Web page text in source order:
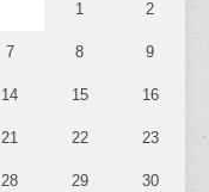
1 2
7 8 9
14 15 16
21 22 23
28 29 30